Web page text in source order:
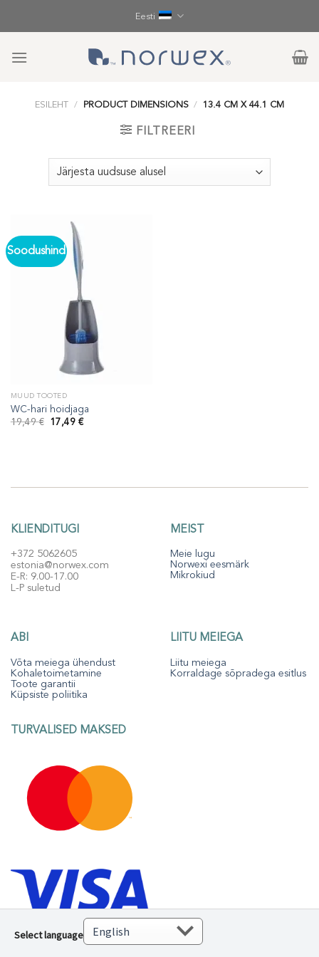
Eesti
ESILEHT / PRODUCT DIMENSIONS / 13.4 CM X 44.1 CM
FILTREERI
Soodushind
MUUD TOOTED
WC-hari hoidjaga
19,49€ Algne
hind
17,49 €Praegune
KLIENDITUGI
+372 5062605
estonia@norwex.com
E-R: 9.00-17.00
L-P suletud
MEIST
Meie lugu
Norwexi eesmärk
Mikrokiud
ABI
Võta meiega ühendust
Kohaletoimetamine
Toote garantii
Küpsiste poliitika
LIITU MEIEGA
Liitu meiega
Korraldage sõpradega esitlus
TURVALISED MAKSED
Select language